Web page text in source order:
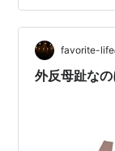
す。 また、外
とのあるパッ
パッドがおす
手作りし…
favorite-life
外反母趾なの